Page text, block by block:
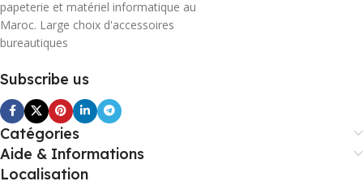
papeterie et matériel informatique au
Maroc. Large choix d'accessoires
bureautiques
Subscribe us
Catégories
Aide & Informations
Localisation